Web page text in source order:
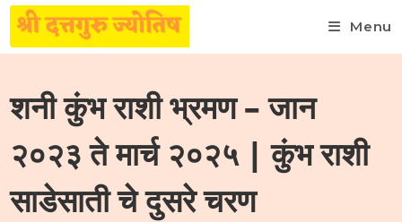
content
Menu
शनी कुंभ राशी भ्रमण – जान
२०२३ ते मार्च २०२५ | कुंभ राशी
साडेसाती चे दुसरे चरण